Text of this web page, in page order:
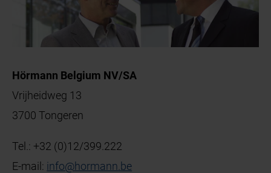
Hörmann Belgium NV/SA
Vrijheidweg 13
3700 Tongeren
Tel.: +32 (0)12/399.222
E-mail: info@hormann be